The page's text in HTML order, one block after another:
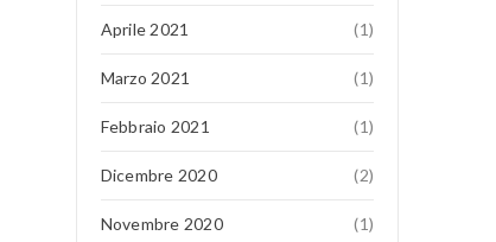
Aprile 2021 (1)
Marzo 2021 (1)
Febbraio 2021 (1)
Dicembre 2020 (2)
Novembre 2020 (1)